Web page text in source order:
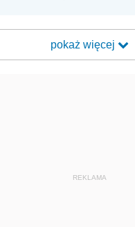
pokaż więcej
REKLAMA